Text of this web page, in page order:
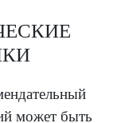
может быть